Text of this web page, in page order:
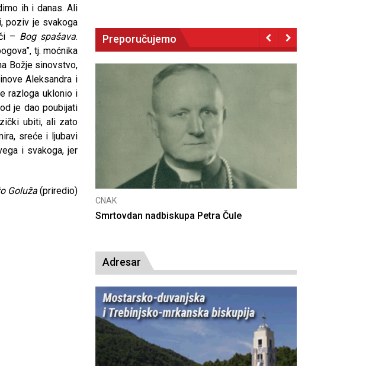
ih i danas. Ali
poziv je svakoga
– Bog spašava.
tj. moćnika
Božje sinovstvo,
Aleksandra i
razloga uklonio i
je dao poubijati
ubiti, ali zato
sreće i ljubavi
i svakoga, jer
Goluža (priredio)
Preporučujemo
Petra Čule
Deseta obljetnica poništenja komunističke
Adresar